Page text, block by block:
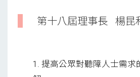
第十八屆理事長 楊昆
1. 提高公眾對聽障人士需求